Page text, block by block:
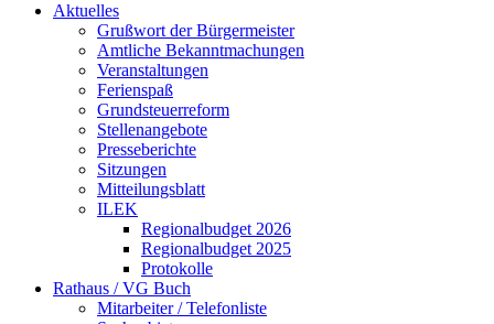
Aktuelles
Grußwort der Bürgermeister
Amtliche Bekanntmachungen
Veranstaltungen
Ferienspaß
Grundsteuerreform
Stellenangebote
Presseberichte
Sitzungen
Mitteilungsblatt
ILEK
Regionalbudget 2026
Regionalbudget 2025
Protokolle
Rathaus / VG Buch
Mitarbeiter / Telefonliste